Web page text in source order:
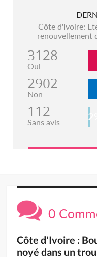
Côte d'Ivoire:
renouvellement
3128
Oui
2902
Non
112
Sans avis 2%
0
Côte d'Ivoire :
noyé dans un